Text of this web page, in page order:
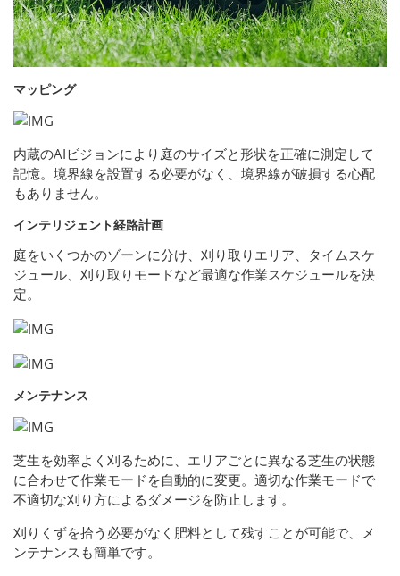
マッピング
内蔵のAIビジョンにより庭のサイズと形状を正確に測定して
記憶。境界線を設置する必要がなく、境界線が破損する心配
もありません。
インテリジェント経路計画
庭をいくつかのゾーンに分け、刈り取りエリア、タイムスケ
ジュール、刈り取りモードなど最適な作業スケジュールを決
定。
メンテナンス
芝生を効率よく刈るために、エリアごとに異なる芝生の状態
に合わせて作業モードを自動的に変更。適切な作業モードで
不適切な刈り方によるダメージを防止します。
刈りくずを拾う必要がなく肥料として残すことが可能で、メ
ンテナンスも簡単です。